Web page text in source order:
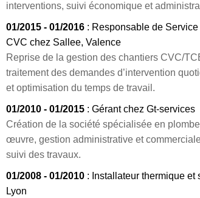
interventions, suivi économique et
01/2015 - 01/2016 : Responsable de
CVC chez Sallee, Valence
Reprise de la gestion des chantiers CVC/
traitement des demandes d’intervention
et optimisation du temps de travail.
01/2010 - 01/2015 : Gérant chez Gt-services
Création de la société spécialisée en
œuvre, gestion administrative et
suivi des travaux.
01/2008 - 01/2010 : Installateur thermique
Lyon